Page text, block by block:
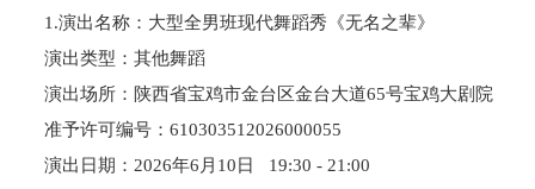
1.演出名称：大型全男班现代舞蹈秀《无名之辈》
演出类型：其他舞蹈
演出场所：陕西省宝鸡市金台区金台大道65号宝鸡大剧院
准予许可编号：610303512026000055
演出日期：2026年6月10日 19:30 - 21:00